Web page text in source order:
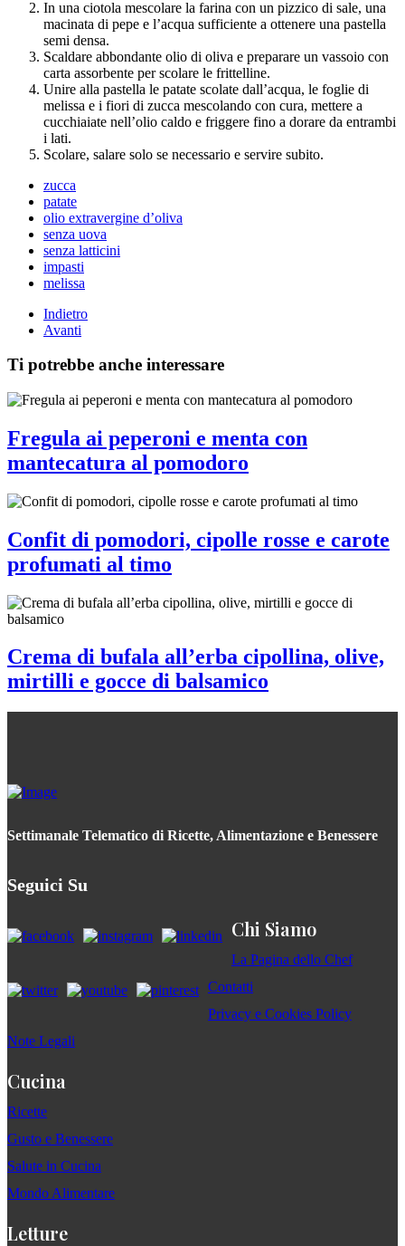
In una ciotola mescolare la farina con un pizzico di sale, una
macinata di pepe e l’acqua sufficiente a ottenere una pastella
semi densa.
Scaldare abbondante olio di oliva e preparare un vassoio con
carta assorbente per scolare le frittelline.
Unire alla pastella le patate scolate dall’acqua, le foglie di
melissa e i fiori di zucca mescolando con cura, mettere a
cucchiaiate nell’olio caldo e friggere fino a dorare da entrambi
i lati.
Scolare, salare solo se necessario e servire subito.
zucca
patate
olio extravergine d’oliva
senza uova
senza latticini
impasti
melissa
Indietro
Avanti
Ti potrebbe anche interessare
Fregula ai peperoni e menta con
mantecatura al pomodoro
Confit di pomodori, cipolle rosse e carote
profumati al timo
Crema di bufala all’erba cipollina, olive,
mirtilli e gocce di balsamico
Settimanale Telematico di Ricette, Alimentazione e Benessere
Seguici Su
Chi Siamo
La Pagina dello Chef
Contatti
Privacy e Cookies Policy
Note Legali
Cucina
Ricette
Gusto e Benessere
Salute in Cucina
Mondo Alimentare
Letture